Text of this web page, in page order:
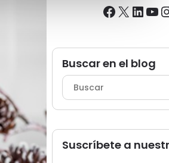
X
Buscar en el blog
Suscríbete a